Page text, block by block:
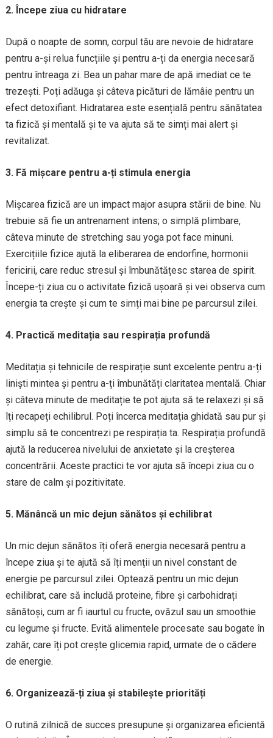
2. Începe ziua cu hidratare
După o noapte de somn, corpul tău are nevoie de hidratare
pentru a-și relua funcțiile și pentru a-ți da energia necesară
pentru întreaga zi. Bea un pahar mare de apă imediat ce te
trezești. Poți adăuga și câteva picături de lămâie pentru un
efect detoxifiant. Hidratarea este esențială pentru sănătatea
ta fizică și mentală și te va ajuta să te simți mai alert și
revitalizat.
3. Fă mișcare pentru a-ți stimula energia
Mișcarea fizică are un impact major asupra stării de bine. Nu
trebuie să fie un antrenament intens; o simplă plimbare,
câteva minute de stretching sau yoga pot face minuni.
Exercițiile fizice ajută la eliberarea de endorfine, hormonii
fericirii, care reduc stresul și îmbunătățesc starea de spirit.
Începe-ți ziua cu o activitate fizică ușoară și vei observa cum
energia ta crește și cum te simți mai bine pe parcursul zilei.
4. Practică meditația sau respirația profundă
Meditația și tehnicile de respirație sunt excelente pentru a-ți
liniști mintea și pentru a-ți îmbunătăți claritatea mentală. Chiar
și câteva minute de meditație te pot ajuta să te relaxezi și să
îți recapeți echilibrul. Poți încerca meditația ghidată sau pur și
simplu să te concentrezi pe respirația ta. Respirația profundă
ajută la reducerea nivelului de anxietate și la creșterea
concentrării. Aceste practici te vor ajuta să începi ziua cu o
stare de calm și pozitivitate.
5. Mănâncă un mic dejun sănătos și echilibrat
Un mic dejun sănătos îți oferă energia necesară pentru a
începe ziua și te ajută să îți menții un nivel constant de
energie pe parcursul zilei. Optează pentru un mic dejun
echilibrat, care să includă proteine, fibre și carbohidrați
sănătoși, cum ar fi iaurtul cu fructe, ovăzul sau un smoothie
cu legume și fructe. Evită alimentele procesate sau bogate în
zahăr, care îți pot crește glicemia rapid, urmate de o cădere
de energie.
6. Organizează-ți ziua și stabilește priorități
O rutină zilnică de succes presupune și organizarea eficientă